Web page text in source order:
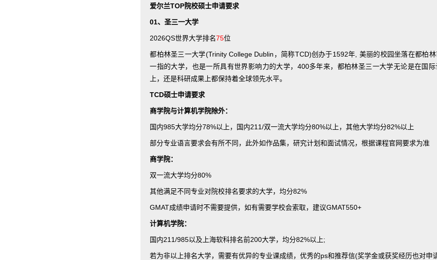
爱尔兰TOP院校硕士申请要求
01、圣三一大学
2026QS世界大学排名75位
都柏林圣三一大学(Trinity College Dublin，简称TCD)创办于1592年, 美丽的校园坐落在都柏
一指的大学，也是一所具有世界影响力的大学，400多年来，都柏林圣三一大学无论是在国
上，还是科研成果上都保持着全球领先水平。
TCD硕士申请要求
商学院与计算机学院除外：
国内985大学均分78%以上，国内211/双一流大学均分80%以上，其他大学均分82%以上
部分专业语言要求会有所不同，此外如作品集，研究计划和面试情况，根据课程官网要求为准
商学院：
双一流大学均分80%
其他满足不同专业对院校排名要求的大学，均分82%
GMAT成绩申请时不需要提供，如有需要学校会索取，建议GMAT550+
计算机学院：
国内211/985以及上海软科排名前200大学，均分82%以上;
若为非以上排名大学，需要有优异的专业课成绩，优秀的ps和推荐信(奖学金或获奖经历也对申